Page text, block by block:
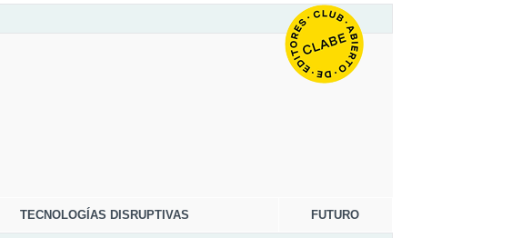
TECNOLOGÍAS DISRUPTIVAS FUTURO